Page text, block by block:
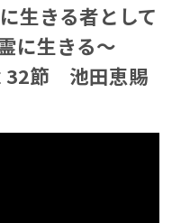
生きる者として
に生きる〜
32節 池田恵賜